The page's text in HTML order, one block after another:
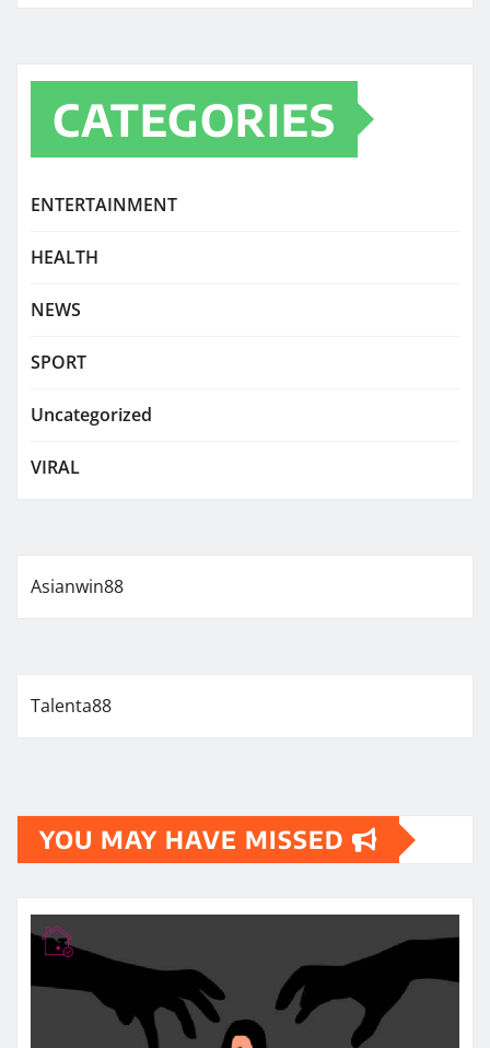
CATEGORIES
ENTERTAINMENT
HEALTH
NEWS
SPORT
Uncategorized
VIRAL
Asianwin88
Talenta88
YOU MAY HAVE MISSED